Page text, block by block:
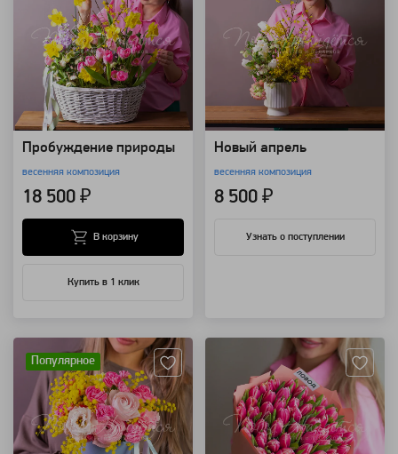
Пробуждение природы
весенняя композиция
18 500 ₽
Купить в 1 клик
В корзину
Новый апрель
весенняя композиция
8 500 ₽
Узнать о поступлении
Популярное